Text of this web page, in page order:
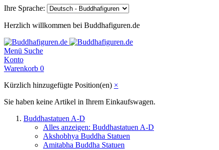
Ihre Sprache:
Herzlich willkommen bei Buddhafiguren.de
Menü Suche
Konto
Warenkorb 0
Kürzlich hinzugefügte Position(en) ×
Sie haben keine Artikel in Ihrem Einkaufswagen.
Buddhastatuen A-D
Alles anzeigen: Buddhastatuen A-D
Akshobhya Buddha Statuen
Amitabha Buddha Statuen